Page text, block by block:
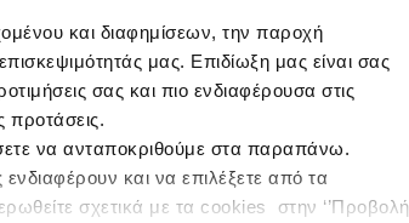
και διαφημίσεων, την παροχή
μας. Επιδίωξη μας είναι σας
σας και πιο ενδιαφέρουσα στις
προτάσεις.
να ανταποκριθούμε στα παραπάνω.
και να επιλέξετε από τα
σχετικά με τα cookies στην ‘’Προβολή